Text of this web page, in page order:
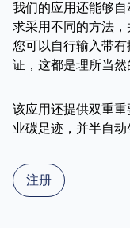
我们的应用还能够
求采用不同的方法，
您可以自行输入带
证，这都是理所当然
该应用还提供双重
业碳足迹，并半自动
注册